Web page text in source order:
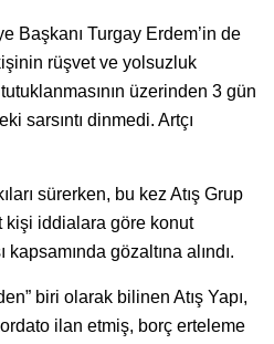
Başkanı Turgay Erdem’in de
rüşvet ve yolsuzluk
üzerinden 3 gün
sarsıntı dinmedi. Artçı
sürerken, bu kez Atış Grup
kişi iddialara göre konut
kapsamında gözaltına alındı.
biri olarak bilinen Atış Yapı,
ilan etmiş, borç erteleme